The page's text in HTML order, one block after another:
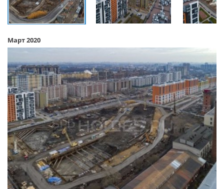
Март 2020